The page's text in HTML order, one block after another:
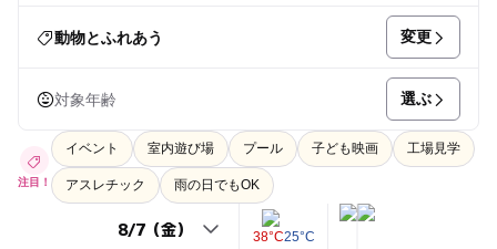
動物とふれあう 変更
対象年齢 選ぶ
注目！
イベント 室内遊び場 プール 子ども映画 工場見学
アスレチック 雨の日でもOK
38°C25°C